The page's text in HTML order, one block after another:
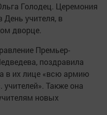
Голодец. Церемония
День учителя, в
дворце.
Премьер-
поздравила
в их лице «всю армию
Также она
новых